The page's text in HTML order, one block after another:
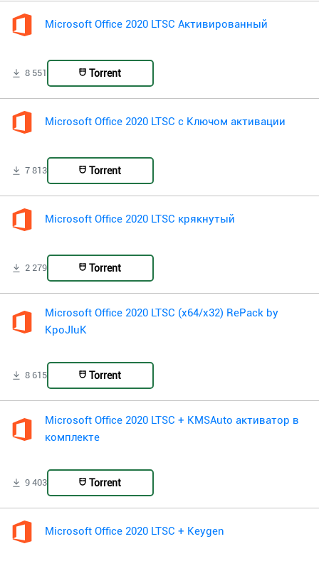
Microsoft Office 2020 LTSC Активированный
8 551 Torrent
Microsoft Office 2020 LTSC с Ключом активации
7 813 Torrent
Microsoft Office 2020 LTSC крякнутый
2 279 Torrent
Microsoft Office 2020 LTSC (x64/x32) RePack by
KpoJIuK
8 615 Torrent
Microsoft Office 2020 LTSC + KMSAuto активатор в
комплекте
9 403 Torrent
Microsoft Office 2020 LTSC + Keygen